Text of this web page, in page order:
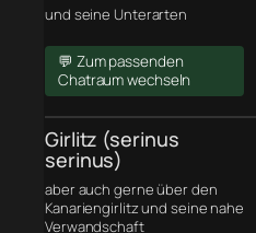
und seine Unterarten
💬 Zum passenden
Chatraum wechseln
Girlitz (serinus
serinus)
aber auch gerne über den
Kanariengirlitz und seine nahe
Verwandschaft